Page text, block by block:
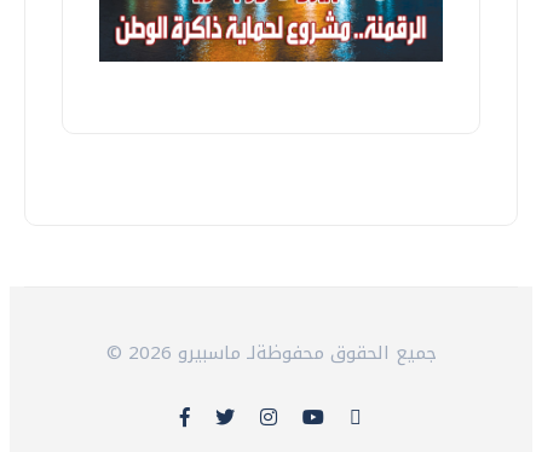
© 2026 جميع الحقوق محفوظةلـ ماسبيرو